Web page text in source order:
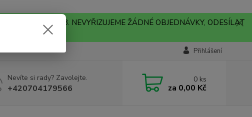
V PONDĚLÍ 10.8. NEVYŘIZUJEME ŽÁDNÉ OBJEDNÁVKY, ODESÍLAT
Přihlášení
Nevíte si rady? Zavolejte.
+420704179566
0 ks
za 0,00 Kč